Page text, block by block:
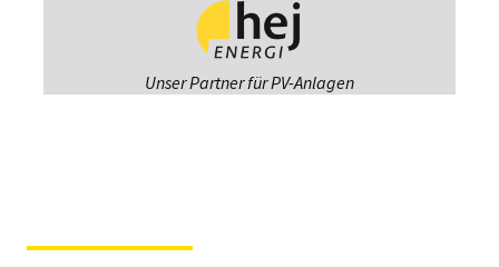
Unser Partner für PV-Anlagen